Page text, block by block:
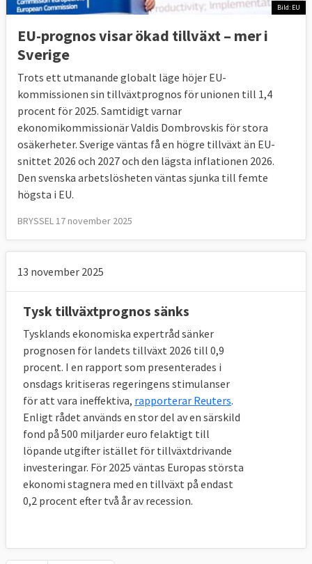
Bild: EU
EU-prognos visar ökad tillväxt – mer i
Sverige
Trots ett utmanande globalt läge höjer EU-
kommissionen sin tillväxtprognos för unionen till 1,4
procent för 2025. Samtidigt varnar
ekonomikommissionär Valdis Dombrovskis för stora
osäkerheter. Sverige väntas få en högre tillväxt än EU-
snittet 2026 och 2027 och den lägsta inflationen 2026.
Den svenska arbetslösheten väntas sjunka till femte
högsta i EU.
BRYSSEL 17 november 2025
13 november 2025
Tysk tillväxtprognos sänks
Tysklands ekonomiska expertråd sänker
prognosen för landets tillväxt 2026 till 0,9
procent. I en rapport som presenterades i
onsdags kritiseras regeringens stimulanser
för att vara ineffektiva, rapporterar Reuters.
Enligt rådet används en stor del av en särskild
fond på 500 miljarder euro felaktigt till
löpande utgifter istället för tillväxtdrivande
investeringar. För 2025 väntas Europas största
ekonomi stagnera med en tillväxt på endast
0,2 procent efter två år av recession.